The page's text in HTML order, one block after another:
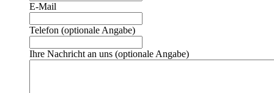
E-Mail
Telefon (optionale Angabe)
Ihre Nachricht an uns (optionale Angabe)